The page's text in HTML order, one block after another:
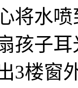
将水
孩子
3楼窗